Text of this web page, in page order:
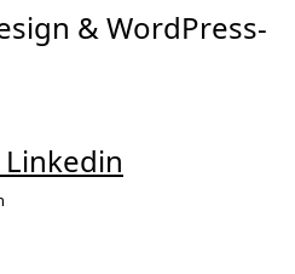
& WordPress-
Linkedin